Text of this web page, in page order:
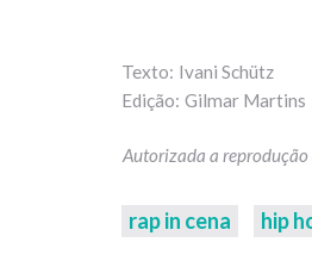
Ivani Schütz
Gilmar Martins
rap in cena hip